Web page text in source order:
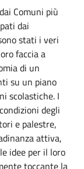
Comuni più
dai
stati i veri
faccia a
di un
su un piano
scolastiche. I
degli
e palestre,
attiva,
idee per il loro
toccante la